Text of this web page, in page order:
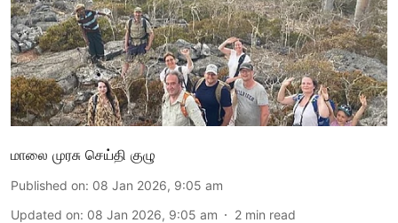
மாலை முரசு செய்தி குழு
Published on: 08 Jan 2026, 9:05 am
Updated on: 08 Jan 2026, 9:05 am 2 min read